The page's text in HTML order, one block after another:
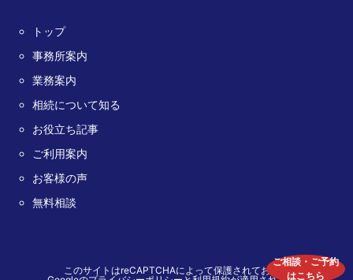
ご相談・ご予約
はこちら
トップ
事務所案内
業務案内
相続について知る
お役立ち記事
ご利用案内
お客様の声
無料相談
このサイトはreCAPTCHAによって保護されており、